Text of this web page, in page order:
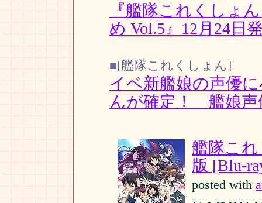
『艦隊これくしょ
め Vol.5』12月24日
■[艦隊これくしょん]
イベ新艦娘の声優
んが確定！ 艦娘声
艦隊こ
版 [Blu-
posted with